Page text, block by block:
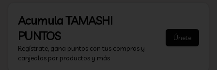
AcumulaTAMASHI
PUNTOS
Regístrate, gana puntos con tus compras y
canjealos por productos y más
Únete